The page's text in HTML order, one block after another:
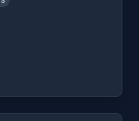
Quick View